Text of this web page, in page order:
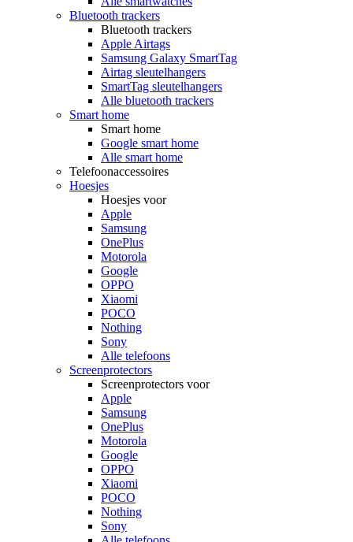
Bluetooth trackers
Bluetooth trackers
Apple Airtags
Samsung Galaxy SmartTag
Airtag sleutelhangers
SmartTag sleutelhangers
Alle bluetooth trackers
Smart home
Smart home
Google smart home
Alle smart home
Telefoonaccessoires
Hoesjes
Hoesjes voor
Apple
Samsung
OnePlus
Motorola
Google
OPPO
Xiaomi
POCO
Nothing
Sony
Alle telefoons
Screenprotectors
Screenprotectors voor
Apple
Samsung
OnePlus
Motorola
Google
OPPO
Xiaomi
POCO
Nothing
Sony